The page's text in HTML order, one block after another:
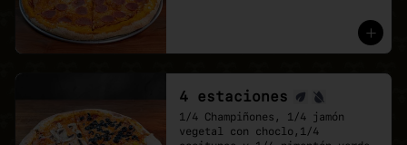
4 estaciones
1/4 Champiñones, 1/4 jamón
vegetal con choclo,1/4